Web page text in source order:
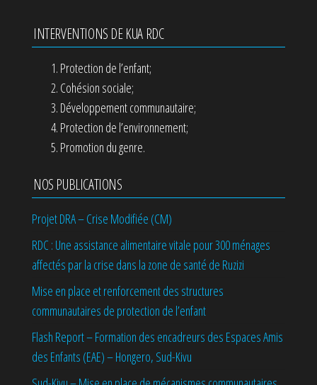
INTERVENTIONS DE KUA RDC
Protection de l’enfant;
Cohésion sociale;
Développement communautaire;
Protection de l’environnement;
Promotion du genre.
NOS PUBLICATIONS
Projet DRA – Crise Modifiée (CM)
RDC : Une assistance alimentaire vitale pour 300 ménages
affectés par la crise dans la zone de santé de Ruzizi
Mise en place et renforcement des structures
communautaires de protection de l’enfant
Flash Report – Formation des encadreurs des Espaces Amis
des Enfants (EAE) – Hongero, Sud-Kivu